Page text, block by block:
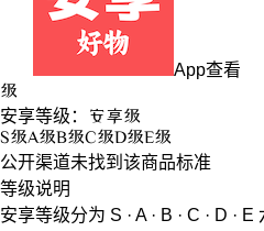
App查看
级
安享等级： 安享级
S级A级B级C级D级E级
公开渠道未找到该商品标准
等级说明
安享等级分为 S · A · B · C · D · E